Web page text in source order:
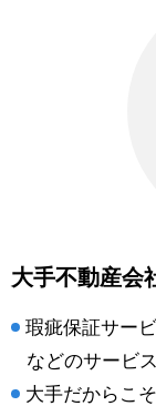
大手不動産会
瑕疵保証サー
などのサービ
大手だからこ